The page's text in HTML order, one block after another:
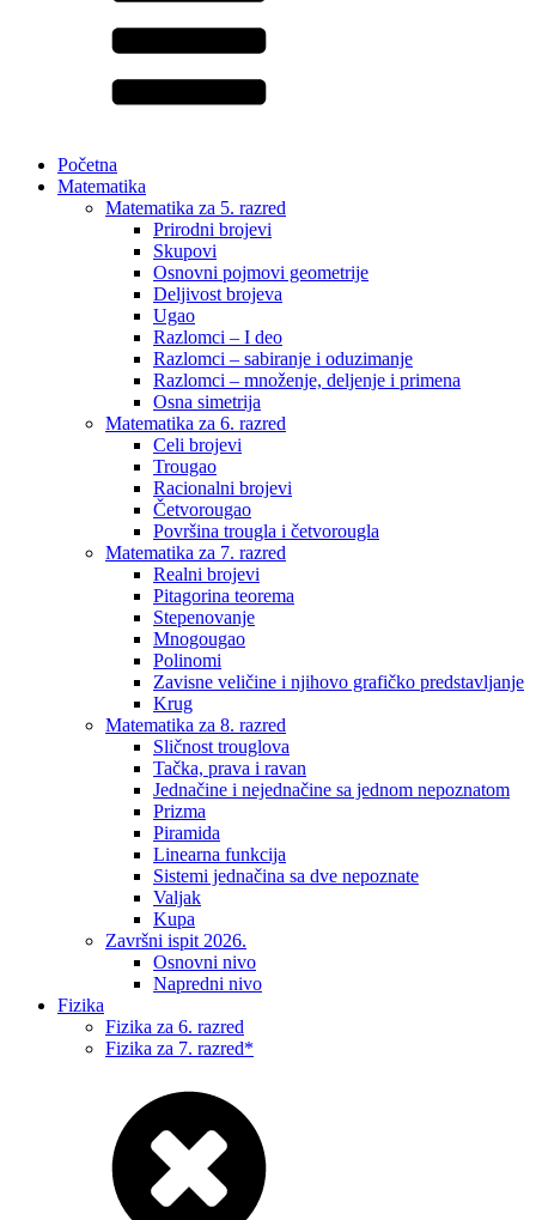
Početna
Matematika
Matematika za 5. razred
Prirodni brojevi
Skupovi
Osnovni pojmovi geometrije
Deljivost brojeva
Ugao
Razlomci – I deo
Razlomci – sabiranje i oduzimanje
Razlomci – množenje, deljenje i primena
Osna simetrija
Matematika za 6. razred
Celi brojevi
Trougao
Racionalni brojevi
Četvorougao
Površina trougla i četvorougla
Matematika za 7. razred
Realni brojevi
Pitagorina teorema
Stepenovanje
Mnogougao
Polinomi
Zavisne veličine i njihovo grafičko predstavljanje
Krug
Matematika za 8. razred
Sličnost trouglova
Tačka, prava i ravan
Jednačine i nejednačine sa jednom nepoznatom
Prizma
Piramida
Linearna funkcija
Sistemi jednačina sa dve nepoznate
Valjak
Kupa
Završni ispit 2026.
Osnovni nivo
Napredni nivo
Fizika
Fizika za 6. razred
Fizika za 7. razred*